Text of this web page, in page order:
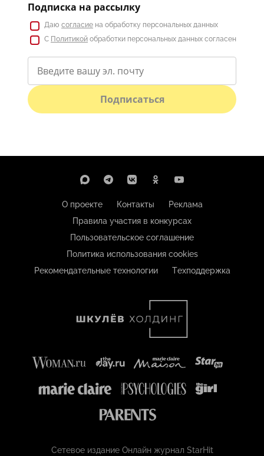
Подписка на рассылку
Даю согласие на обработку персональных данных
С Политикой обработки персональных данных согласен
Подписаться
О проекте Контакты
Реклама
Правила участия в конкурсах
Пользовательское соглашение
Политика использования cookies
Рекомендательные технологии
Техподдержка
Сетевое издание Онлайн журнал StarHit